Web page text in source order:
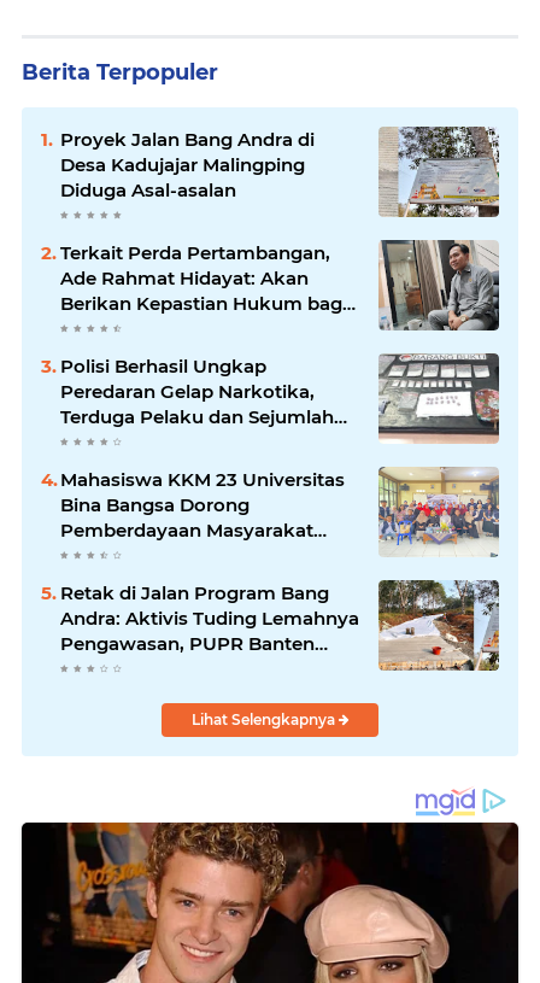
Berita Terpopuler
Proyek Jalan Bang Andra di
Desa Kadujajar Malingping
Diduga Asal-asalan
Terkait Perda Pertambangan,
Ade Rahmat Hidayat: Akan
Berikan Kepastian Hukum bagi
Masyarakat dan Pelaku Usaha
Polisi Berhasil Ungkap
Peredaran Gelap Narkotika,
Terduga Pelaku dan Sejumlah
Barang Bukti Diamankan
Mahasiswa KKM 23 Universitas
Bina Bangsa Dorong
Pemberdayaan Masyarakat
melalui Seminar di Desa
Pelawad
Retak di Jalan Program Bang
Andra: Aktivis Tuding Lemahnya
Pengawasan, PUPR Banten
Masih Slow Respon
Lihat Selengkapnya